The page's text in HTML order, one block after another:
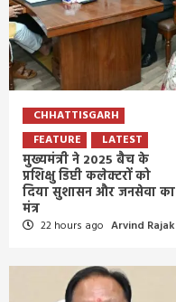
CHHATTISGARH
FEATURE
LATEST
मुख्यमंत्री ने 2025 बैच के
प्रशिक्षु डिप्टी कलेक्टरों को
दिया सुशासन और जनसेवा का
मंत्र
22 hours ago Arvind Rajak